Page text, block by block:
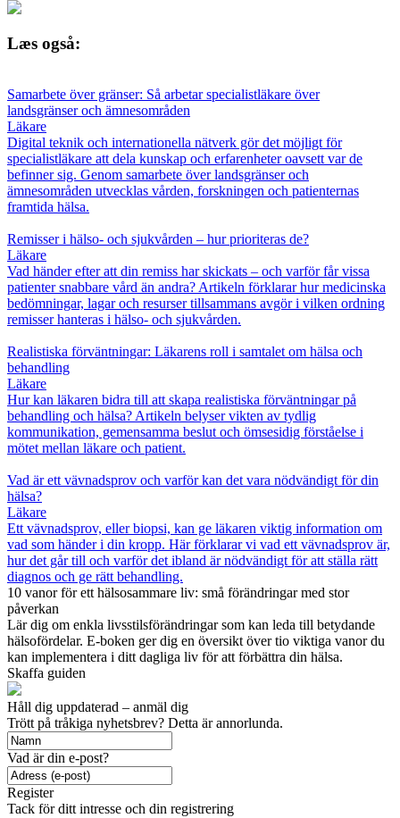
Læs også:
Samarbete över gränser: Så arbetar specialistläkare över
landsgränser och ämnesområden
Läkare
Digital teknik och internationella nätverk gör det möjligt för
specialistläkare att dela kunskap och erfarenheter oavsett var de
befinner sig. Genom samarbete över landsgränser och
ämnesområden utvecklas vården, forskningen och patienternas
framtida hälsa.
Remisser i hälso- och sjukvården – hur prioriteras de?
Läkare
Vad händer efter att din remiss har skickats – och varför får vissa
patienter snabbare vård än andra? Artikeln förklarar hur medicinska
bedömningar, lagar och resurser tillsammans avgör i vilken ordning
remisser hanteras i hälso- och sjukvården.
Realistiska förväntningar: Läkarens roll i samtalet om hälsa och
behandling
Läkare
Hur kan läkaren bidra till att skapa realistiska förväntningar på
behandling och hälsa? Artikeln belyser vikten av tydlig
kommunikation, gemensamma beslut och ömsesidig förståelse i
mötet mellan läkare och patient.
Vad är ett vävnadsprov och varför kan det vara nödvändigt för din
hälsa?
Läkare
Ett vävnadsprov, eller biopsi, kan ge läkaren viktig information om
vad som händer i din kropp. Här förklarar vi vad ett vävnadsprov är,
hur det går till och varför det ibland är nödvändigt för att ställa rätt
diagnos och ge rätt behandling.
10 vanor för ett hälsosammare liv: små förändringar med stor
påverkan
Lär dig om enkla livsstilsförändringar som kan leda till betydande
hälsofördelar. E-boken ger dig en översikt över tio viktiga vanor du
kan implementera i ditt dagliga liv för att förbättra din hälsa.
Skaffa guiden
Håll dig uppdaterad – anmäl dig
Trött på tråkiga nyhetsbrev? Detta är annorlunda.
Vad är din e-post?
Register
Tack för ditt intresse och din registrering